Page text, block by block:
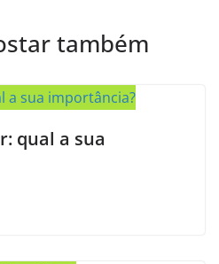
também
qual a sua